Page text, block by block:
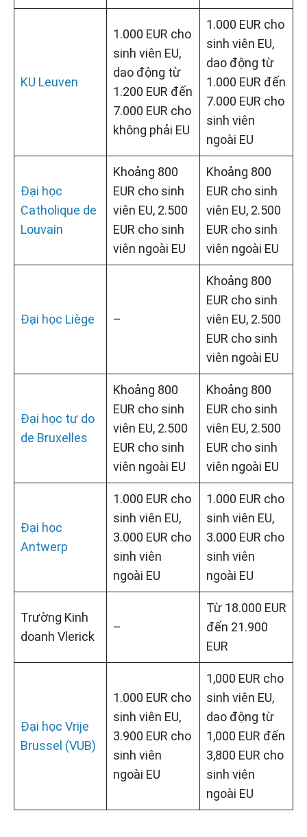
KU Leuven
1.000 EUR cho
sinh viên EU,
dao động từ
1.200 EUR đến
7.000 EUR cho
không phải EU
1.000 EUR cho
sinh viên EU,
dao động từ
1.000 EUR đến
7.000 EUR cho
sinh viên
ngoài EU
Đại học
Catholique de
Louvain
Khoảng 800
EUR cho sinh
viên EU, 2.500
EUR cho sinh
viên ngoài EU
Khoảng 800
EUR cho sinh
viên EU, 2.500
EUR cho sinh
viên ngoài EU
Đại học Liège –
Khoảng 800
EUR cho sinh
viên EU, 2.500
EUR cho sinh
viên ngoài EU
Đại học tự do
de Bruxelles
Khoảng 800
EUR cho sinh
viên EU, 2.500
EUR cho sinh
viên ngoài EU
Khoảng 800
EUR cho sinh
viên EU, 2.500
EUR cho sinh
viên ngoài EU
Đại học
Antwerp
1.000 EUR cho
sinh viên EU,
3.000 EUR cho
sinh viên
ngoài EU
1.000 EUR cho
sinh viên EU,
3.000 EUR cho
sinh viên
ngoài EU
Trường Kinh
doanh Vlerick
–
Từ 18.000 EUR
đến 21.900
EUR
Đại học Vrije
Brussel (VUB)
1.000 EUR cho
sinh viên EU,
3.900 EUR cho
sinh viên
ngoài EU
1,000 EUR cho
sinh viên EU,
dao động từ
1,000 EUR đến
3,800 EUR cho
sinh viên
ngoài EU